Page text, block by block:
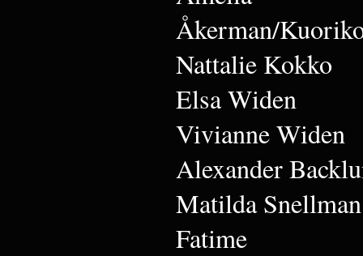
Åkerman/
Nattalie Kokko
Elsa Widen
Vivianne Widen
Alexander
Matilda Snellman
Fatime